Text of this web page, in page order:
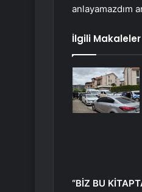
anlayamazdım
İlgili Makaleler
“BİZ BU